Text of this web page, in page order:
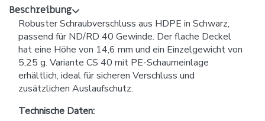
Beschreibung
Robuster Schraubverschluss aus HDPE in Schwarz,
passend für ND/RD 40 Gewinde. Der flache Deckel
hat eine Höhe von 14,6 mm und ein Einzelgewicht von
5,25 g. Variante CS 40 mit PE-Schaumeinlage
erhältlich, ideal für sicheren Verschluss und
zusätzlichen Auslaufschutz.
Technische Daten: